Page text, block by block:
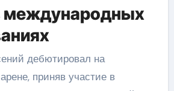
международных
дебютировал на
приняв участие в